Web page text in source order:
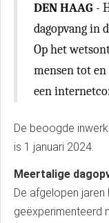
DEN HAAG -
dagopvang in
Op het
mensen tot en
een
De beoogde
is 1 januari 2024.
Meertalige
De afgelopen
geëxperimenteerd